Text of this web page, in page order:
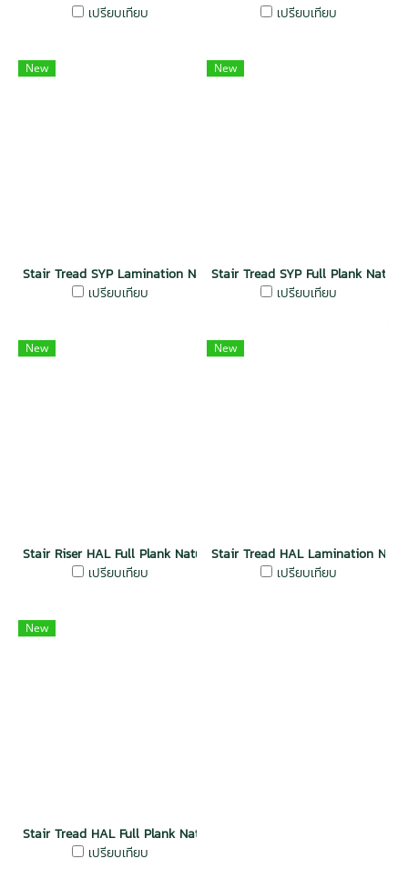
เปรียบเทียบ
เปรียบเทียบ
New
Stair Tread SYP Lamination Natural Dura Plus Wood
เปรียบเทียบ
New
Stair Tread SYP Full Plank
เปรียบเทียบ
New
Stair Riser HAL Full Plank Natural Dura Plus Wood
เปรียบเทียบ
New
Stair Tread HAL Lamination
เปรียบเทียบ
New
Stair Tread HAL Full Plank Natural Dura Plus Wood
เปรียบเทียบ